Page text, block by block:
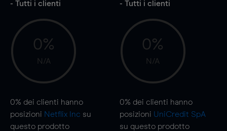
- Tutti i clienti
0%
N/A
0% dei clienti hanno
posizioni Netflix Inc su
questo prodotto
- Tutti i clienti
0%
N/A
0% dei clienti hanno
posizioni UniCredit SpA
su questo prodotto